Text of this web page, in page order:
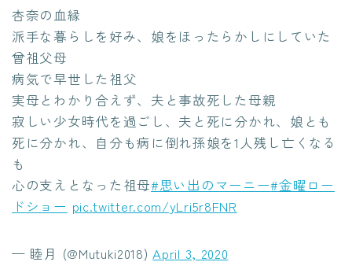
杏奈の血縁
派手な暮らしを好み、娘をほったらかしにしていた
曾祖父母
病気で早世した祖父
実母とわかり合えず、夫と事故死した母親
寂しい少女時代を過ごし、夫と死に分かれ、娘とも
死に分かれ、自分も病に倒れ孫娘を1人残し亡くなる
も
心の支えとなった祖母#思い出のマーニー#金曜ロー
ドショー pic.twitter.com/yLri5r8FNR
— 睦月 (@Mutuki2018)April 3, 2020